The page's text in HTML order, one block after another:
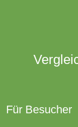
Für Besucher